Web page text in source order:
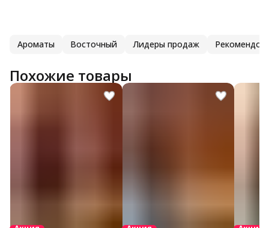
Ароматы Восточный Лидеры продаж
Похожие товары